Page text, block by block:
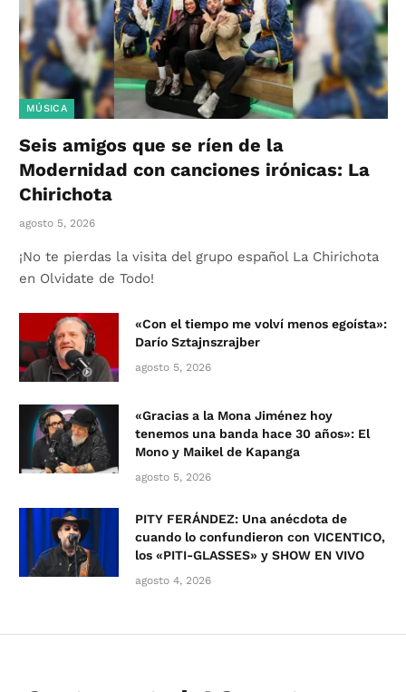
MÚSICA
Seis amigos que se ríen de la
Modernidad con canciones irónicas: La
Chirichota
agosto 5, 2026
¡No te pierdas la visita del grupo español La Chirichota
en Olvidate de Todo!
«Con el tiempo me volví menos egoísta»:
Darío Sztajnszrajber
agosto 5, 2026
«Gracias a la Mona Jiménez hoy
tenemos una banda hace 30 años»: El
Mono y Maikel de Kapanga
agosto 5, 2026
PITY FERÁNDEZ: Una anécdota de
cuando lo confundieron con VICENTICO,
los «PITI-GLASSES» y SHOW EN VIVO
agosto 4, 2026